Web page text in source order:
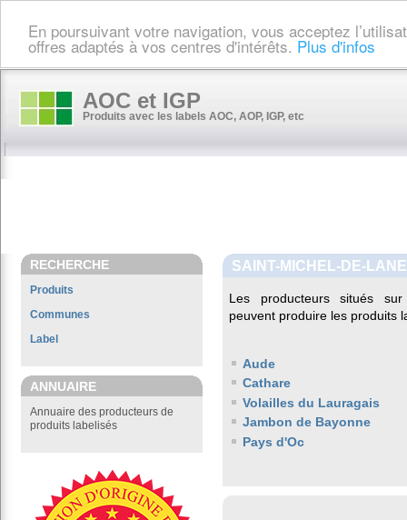
En poursuivant votre navigation, vous acceptez
offres adaptés à vos centres d'intérêts. Plus d'infos
AOC et IGP
Produits avec les labels AOC, AOP, IGP, etc
RECHERCHE
Produits
Communes
Label
ANNUAIRE
Annuaire des producteurs de
produits labelisés
SAINT-MICHEL-DE-
Les producteurs situés
peuvent produire les produits
Aude
Cathare
Volailles du Lauragais
Jambon de Bayonne
Pays d'Oc